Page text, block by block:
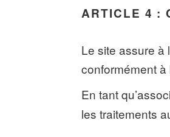
ARTICLE 4 :
Le site assure à
conformément à
En tant
les traitements